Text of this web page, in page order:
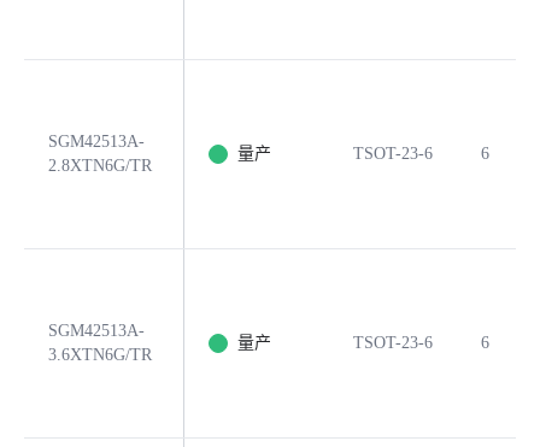
SGM42513A-
2.8XTN6G/TR
量产 TSOT-23-6 6
SGM42513A-
3.6XTN6G/TR
量产 TSOT-23-6 6